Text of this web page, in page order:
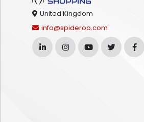
United Kingdom
info@spideroo.com